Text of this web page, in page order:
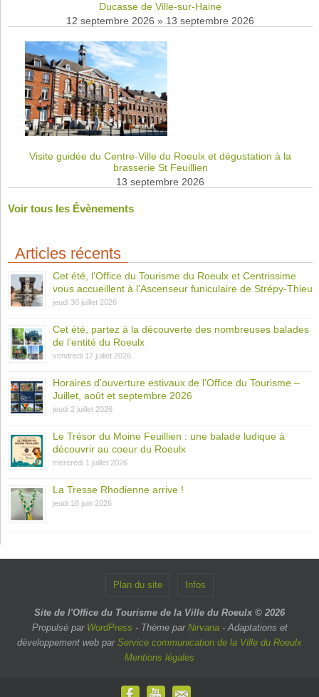
Ducasse de Ville-sur-Haine
12 septembre 2026 » 13 septembre 2026
Visite guidée du Centre-Ville du Roeulx et dégustation à la
brasserie St Feuillien
13 septembre 2026
Voir tous les Évènements
Articles récents
Cet été, l’Office du Tourisme du Roeulx et Centrissime
vous accueillent à l’Ascenseur funiculaire de Strépy-Thieu
jeudi 30 juillet 2026
Cet été, partez à la découverte des nombreuses balades
de l’entité du Roeulx
vendredi 17 juillet 2026
Horaires d’ouverture estivaux de l’Office du Tourisme –
Juillet, août et septembre 2026
jeudi 2 juillet 2026
Le Trésor du Moine Feuillien : une balade ludique à
découvrir au coeur du Roeulx
mercredi 1 juillet 2026
La Tresse Rhodienne arrive !
jeudi 18 juin 2026
Plan du site Infos
Site de l'Office du Tourisme de la Ville du Roeulx © 2026
Propulsé par WordPress - Thème par Nirvana- Adaptations et
développement web par Service communication de la Ville du Roeulx
Mentions légales